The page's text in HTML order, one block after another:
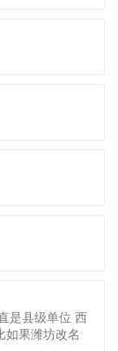
是县级单位 西
如果潍坊改名